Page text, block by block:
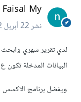
Faisal My
نشر22 أبريل 2022
لدي تقرير شهري
البيانات المدخلة
ويفضل برنامج الاكسس